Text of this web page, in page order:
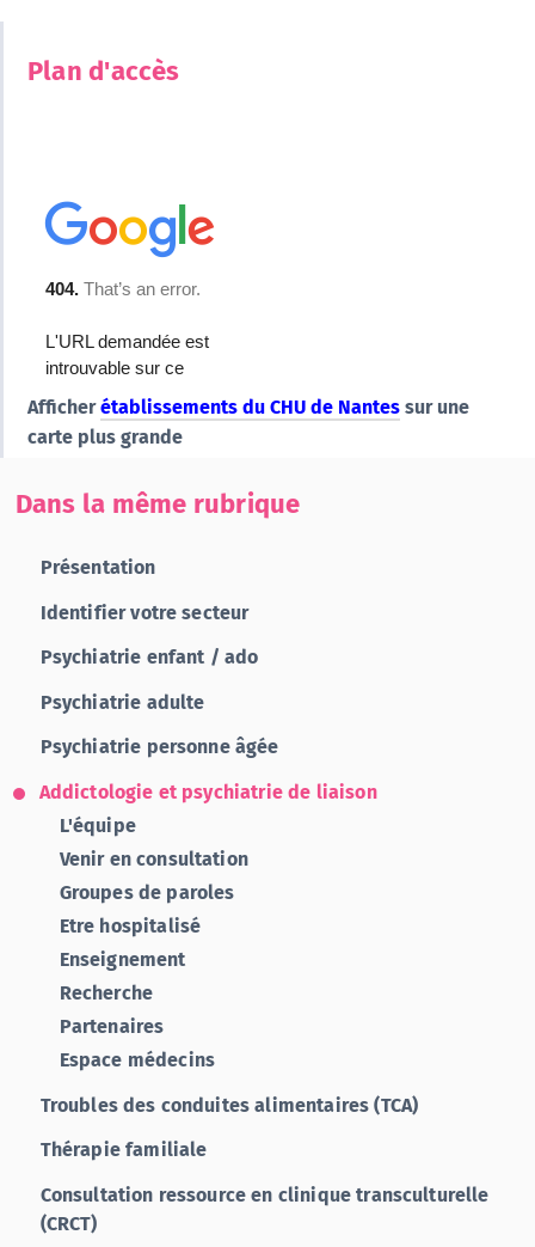
Plan d'accès
Afficherétablissements du CHU de Nantes sur une
carte plus grande
Dans la même rubrique
Présentation
Identifier votre secteur
Psychiatrie enfant / ado
Psychiatrie adulte
Psychiatrie personne âgée
Addictologie et psychiatrie de liaison
L'équipe
Venir en consultation
Groupes de paroles
Etre hospitalisé
Enseignement
Recherche
Partenaires
Espace médecins
Troubles des conduites alimentaires (TCA)
Thérapie familiale
Consultation ressource en clinique transculturelle
(CRCT)